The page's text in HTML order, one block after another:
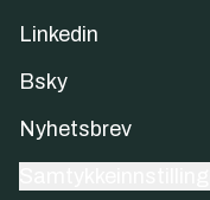
Linkedin
Bsky
Nyhetsbrev